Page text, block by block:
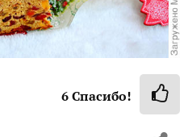
6Спасибо!